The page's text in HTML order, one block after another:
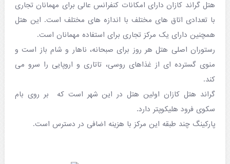
گردشگری
هتل گراند کازان دارای امکانات کنفرانس عالی برای مهمانان تجاری
با تعدادی اتاق های مختلف با اندازه های مختلف است. این هتل
همچنین دارای یک مرکز تجاری برای استفاده مهمانان است.
رستوران اصلی هتل هر روز برای صبحانه، ناهار و شام باز است و
منوی گسترده ای از غذاهای روسی، تاتاری و اروپایی را سرو می
کند.
گراند هتل کازان اولین هتل در این شهر است که بر روی بام
سکوی فرود هلیکوپتر دارد.
پارکینگ چند طبقه این مرکز با هزینه اضافی در دسترس است.